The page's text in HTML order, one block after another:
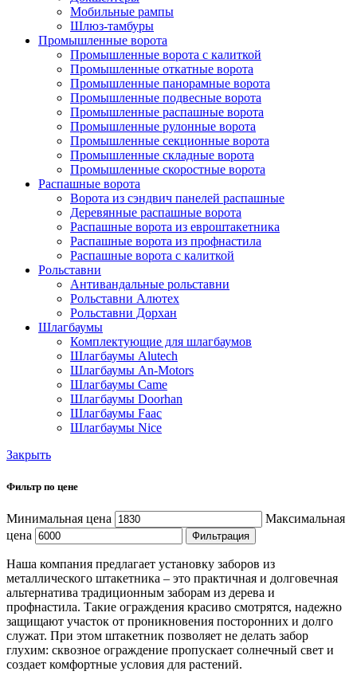
Мобильные рампы
Шлюз-тамбуры
Промышленные ворота
Промышленные ворота с калиткой
Промышленные откатные ворота
Промышленные панорамные ворота
Промышленные подвесные ворота
Промышленные распашные ворота
Промышленные рулонные ворота
Промышленные секционные ворота
Промышленные складные ворота
Промышленные скоростные ворота
Распашные ворота
Ворота из сэндвич панелей распашные
Деревянные распашные ворота
Распашные ворота из евроштакетника
Распашные ворота из профнастила
Распашные ворота с калиткой
Рольставни
Антивандальные рольставни
Рольставни Алютех
Рольставни Дорхан
Шлагбаумы
Комплектующие для шлагбаумов
Шлагбаумы Alutech
Шлагбаумы An-Motors
Шлагбаумы Came
Шлагбаумы Doorhan
Шлагбаумы Faac
Шлагбаумы Nice
Закрыть
Фильтр по цене
Минимальная цена
Максимальная
цена
Фильтрация
Наша компания предлагает установку заборов из
металлического штакетника – это практичная и долговечная
альтернатива традиционным заборам из дерева и
профнастила. Такие ограждения красиво смотрятся, надежно
защищают участок от проникновения посторонних и долго
служат. При этом штакетник позволяет не делать забор
глухим: сквозное ограждение пропускает солнечный свет и
создает комфортные условия для растений.